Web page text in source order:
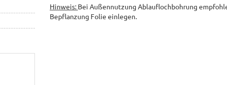
Hinweis: Bei Außennutzung Ablauflochbohrung
Bepflanzung Folie einlegen.